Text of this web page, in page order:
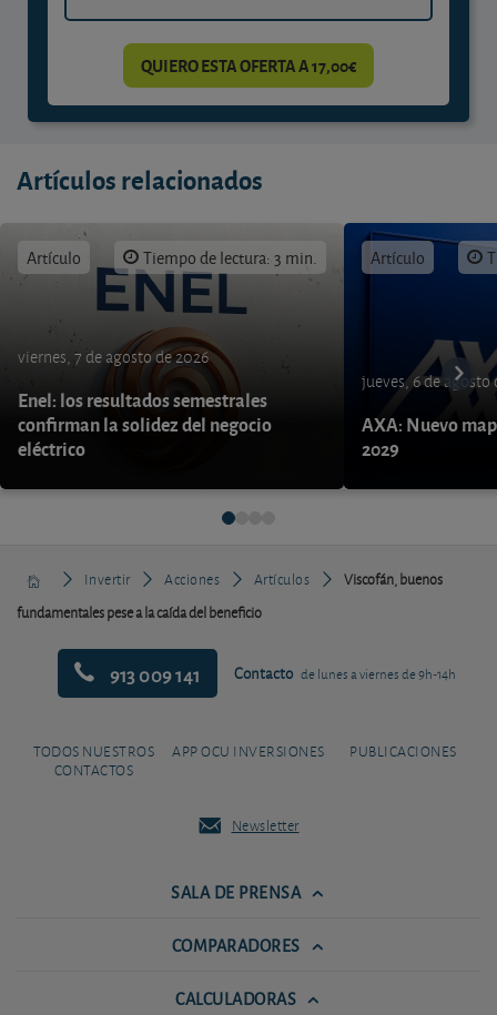
QUIERO ESTA OFERTA A 17,00€
Artículos relacionados
Artículo Tiempo de lectura: 3 min.
viernes, 7 de agosto de 2026
Enel: los resultados semestrales
confirman la solidez del negocio
eléctrico
Artículo
jueves, 6 de agosto
AXA: Nuevo
2029
Invertir Acciones Artículos
Viscofán, buenos
fundamentales pese a la caída del beneficio
913 009 141 Contacto de lunes a viernes de 9h-14h
TODOS NUESTROS
CONTACTOS
APP OCU INVERSIONES PUBLICACIONES
Newsletter
SALA DE PRENSA
COMPARADORES
CALCULADORAS